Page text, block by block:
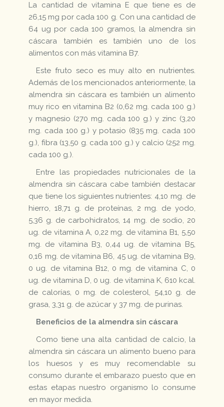
La cantidad de vitamina E que tiene es de
26,15 mg por cada 100 g. Con una cantidad de
64 ug por cada 100 gramos, la almendra sin
cáscara también es también uno de los
alimentos con más vitamina B7.
Este fruto seco es muy alto en nutrientes.
Además de los mencionados anteriormente, la
almendra sin cáscara es también un alimento
muy rico en vitamina B2 (0,62 mg. cada 100 g.)
y magnesio (270 mg. cada 100 g.) y zinc (3,20
mg. cada 100 g.) y potasio (835 mg. cada 100
g.), fibra (13,50 g. cada 100 g.) y calcio (252 mg.
cada 100 g.).
Entre las propiedades nutricionales de la
almendra sin cáscara cabe también destacar
que tiene los siguientes nutrientes: 4,10 mg. de
hierro, 18,71 g. de proteínas, 2 mg. de yodo,
5,36 g. de carbohidratos, 14 mg. de sodio, 20
ug. de vitamina A, 0,22 mg. de vitamina B1, 5,50
mg. de vitamina B3, 0,44 ug. de vitamina B5,
0,16 mg. de vitamina B6, 45 ug. de vitamina B9,
0 ug. de vitamina B12, 0 mg. de vitamina C, 0
ug. de vitamina D, 0 ug. de vitamina K, 610 kcal.
de calorías, 0 mg. de colesterol, 54,10 g. de
grasa, 3,31 g. de azúcar y 37 mg. de purinas.
Beneficios de la almendra sin cáscara
Como tiene una alta cantidad de calcio, la
almendra sin cáscara un alimento bueno para
los huesos y es muy recomendable su
consumo durante el embarazo puesto que en
estas etapas nuestro organismo lo consume
en mayor medida.